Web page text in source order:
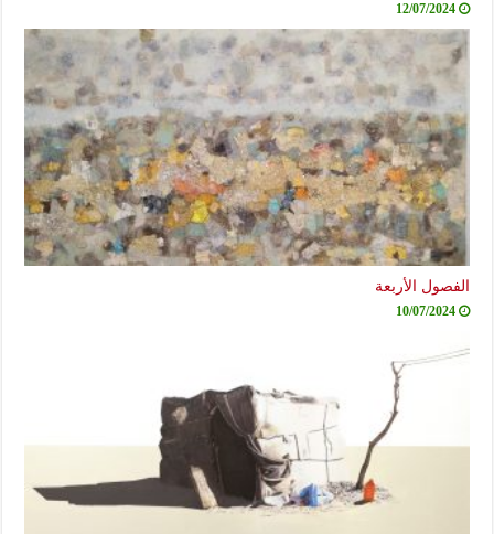
12/07/2024
الفصول الأربعة
10/07/2024